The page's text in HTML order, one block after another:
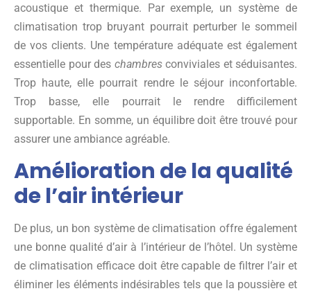
acoustique et thermique. Par exemple, un système de
climatisation trop bruyant pourrait perturber le sommeil
de vos clients. Une température adéquate est également
essentielle pour des chambresconviviales et séduisantes.
Trop haute, elle pourrait rendre le séjour inconfortable.
Trop basse, elle pourrait le rendre difficilement
supportable. En somme, un équilibre doit être trouvé pour
assurer une ambiance agréable.
Amélioration de la qualité
de l’air intérieur
De plus, un bon système de climatisation offre également
une bonne qualité d’air à l’intérieur de l’hôtel. Un système
de climatisation efficace doit être capable de filtrer l’air et
éliminer les éléments indésirables tels que la poussière et